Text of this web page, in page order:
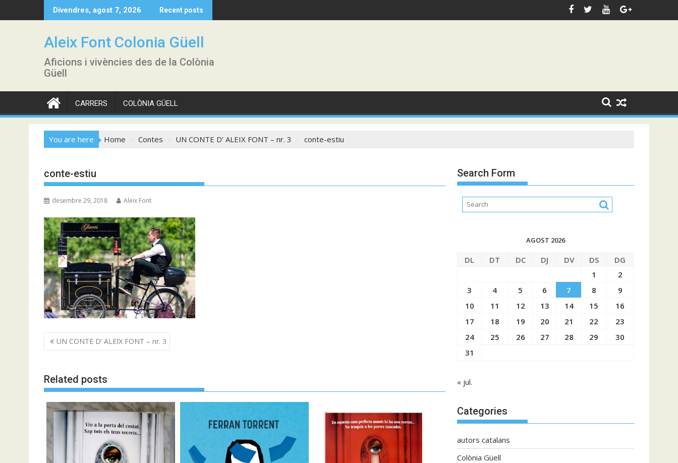
to
Divendres, agost 7, 2026 Recent posts
Aleix Font Colonia Güell
Aficions i vivències des de la Colònia
Güell
CARRERS COLÒNIA GÜELL
You are here Home Contes UN CONTE D’ ALEIX FONT – nr. 3 conte-estiu
conte-estiu
desembre 29, 2018 Aleix Font
Navegació
d'entrades
UN CONTE D’ ALEIX FONT – nr. 3
Related posts
Search Form
AGOST 2026
DL DT DC DJ DV DS
DG
1
2
3
4 5 6 7 8
9
10
11 12 13 14 15
16
17
18 19 20 21 22
23
24
25 26 27 28 29
30
31
« jul.
Categories
autors catalans
Colònia Güell